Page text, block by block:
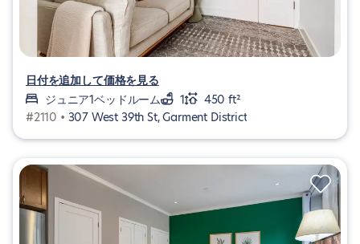
日付を追加して価格を見る
ジュニア1ベッドルーム
1
450 ft²
#2110 • 307 West 39th St, Garment District